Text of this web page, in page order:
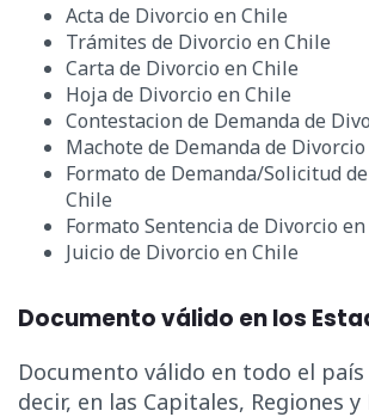
Acta de Divorcio en Chile
Trámites de Divorcio en Chile
Carta de Divorcio en Chile
Hoja de Divorcio en Chile
Contestacion de Demanda de
Machote de Demanda de
Formato de Demanda/Solicitud
Chile
Formato Sentencia de Divorcio
Juicio de Divorcio en Chile
Documento válido en los
Documento válido en todo el país
decir, en las Capitales, Regiones y